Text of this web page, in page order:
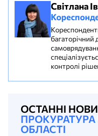
Світлана
багаторічний
контролі
ОСТАННІ
ОБЛАСТІ